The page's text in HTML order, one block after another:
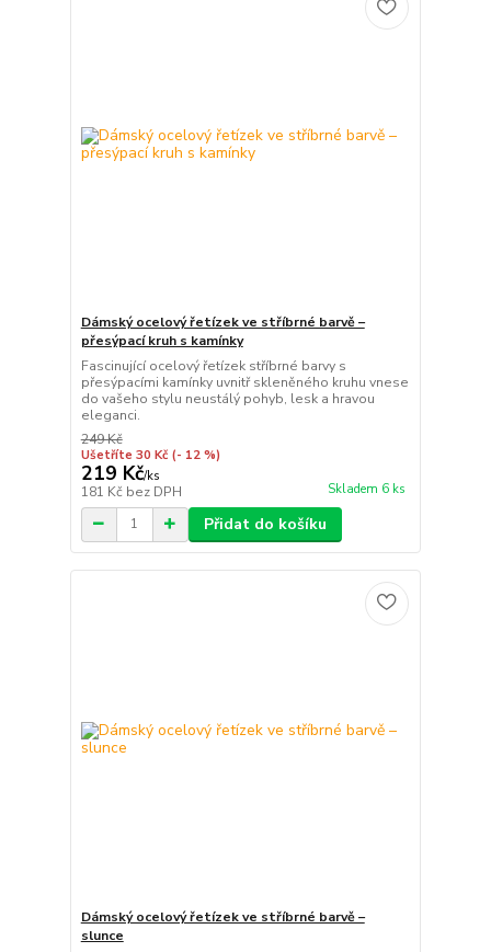
Dámský ocelový řetízek ve stříbrné barvě –
přesýpací kruh s kamínky
Fascinující ocelový řetízek stříbrné barvy s
přesýpacími kamínky uvnitř skleněného kruhu vnese
do vašeho stylu neustálý pohyb, lesk a hravou
eleganci.
249 Kč
Ušetříte 30 Kč (- 12 %)
219 Kč/ks
181 Kč bez DPH Skladem 6 ks
Přidat do košíku
Dámský ocelový řetízek ve stříbrné barvě –
slunce